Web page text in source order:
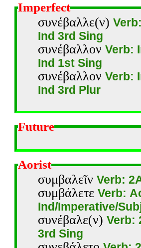
Imperfect
συνέβαλλε(ν)
Ind 3rd Sing
συνέβαλλονVerb:
Ind 1st Sing
συνέβαλλονVerb:
Ind 3rd Plur
Future
Aorist
συμβαλεῖνVerb:
συμβάλετεVerb:
Ind/Imperative/
συνέβαλε(ν)Verb:
3rd Sing